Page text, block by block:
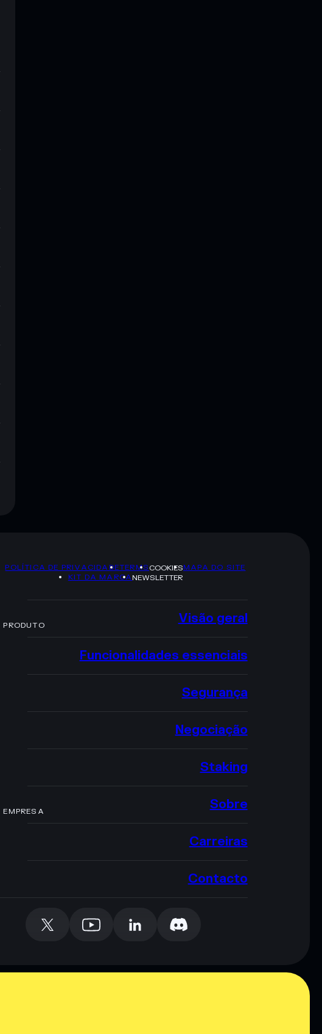
POLÍTICA DE PRIVACIDADETERMSCOOKIESMAPA DO SITE
KIT DA MARCANEWSLETTER
PRODUTO Visão geral
Funcionalidades essenciais
Segurança
Negociação
Staking
EMPRESA Sobre
Carreiras
Contacto